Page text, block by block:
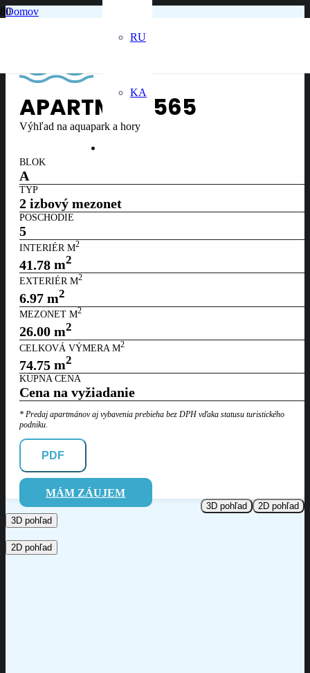
RU
KA
Domov
APARTMÁN 565
Výhľad na aquapark a hory
BLOK
A
TYP
2 izbový mezonet
POSCHODIE
5
INTERIÉR M2
41.78 m2
EXTERIÉR M2
6.97 m2
MEZONET M2
26.00 m2
CELKOVÁ VÝMERA M2
74.75 m2
KÚPNA CENA
Cena na vyžiadanie
* Predaj apartmánov aj vybavenia prebieha bez DPH vďaka statusu turistického
podniku.
PDF
MÁM ZÁUJEM
3D pohľad
2D pohľad
3D pohľad
2D pohľad